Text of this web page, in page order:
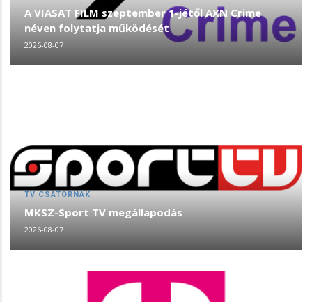
A VIASAT FILM szeptember 1-jétől AXN Crime
néven folytatja működését
2026-08-07
TV CSATORNÁK
MKSZ-Sport TV megállapodás
2026-08-07